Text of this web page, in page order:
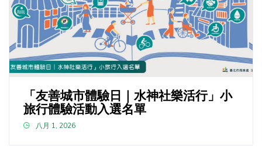
「友善城市體驗日｜水神社樂活行」小
旅行體驗活動入選名單
八月 1, 2026